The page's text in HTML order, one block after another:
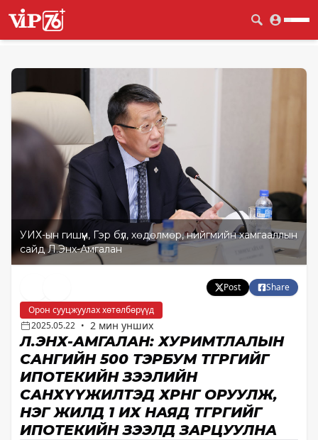
УИХ-ын гишүүн, Гэр бүл, хөдөлмөр, нийгмийн хамгааллын
сайд Л.Энх-Амгалан
Post
Share
Орон сууцжуулах хөтөлбөрүүд
2025.05.22 • 2 мин унших
Л.ЭНХ-АМГАЛАН: ХУРИМТЛАЛЫН
САНГИЙН 500 ТЭРБУМ ТӨГРӨГИЙГ
ИПОТЕКИЙН ЗЭЭЛИЙН
САНХҮҮЖИЛТЭД ХӨРӨНГӨ ОРУУЛЖ,
НЭГ ЖИЛД 1 ИХ НАЯД ТӨГРӨГИЙГ
ИПОТЕКИЙН ЗЭЭЛД ЗАРЦУУЛНА